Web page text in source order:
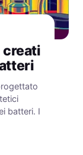
creati
batteri. I